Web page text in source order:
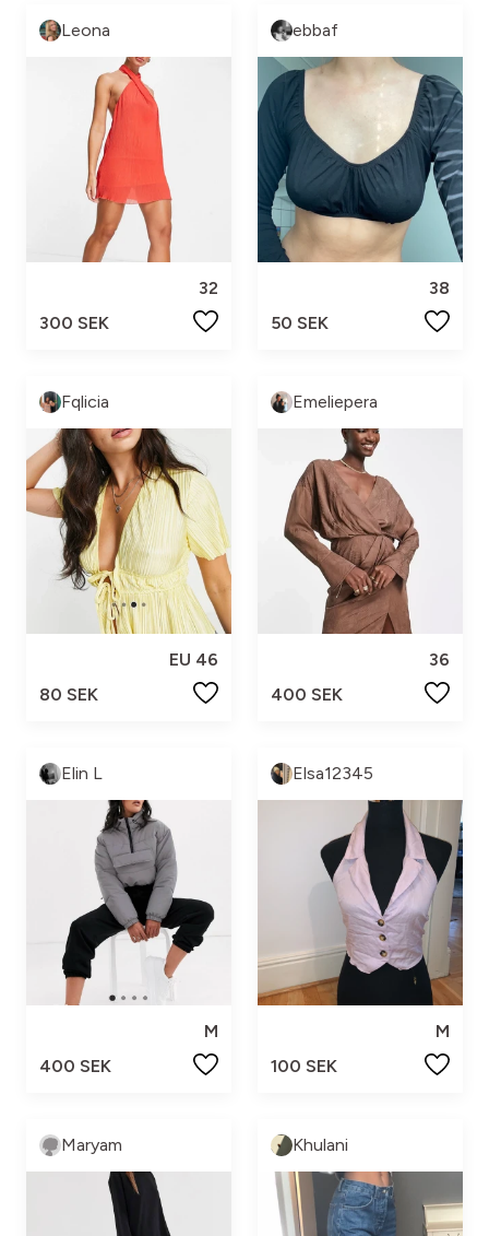
Leona
32
300 SEK
ebbaf
38
50 SEK
Fqlicia
EU 46
80 SEK
Emeliepera
36
400 SEK
Elin L
M
400 SEK
Elsa12345
M
100 SEK
Maryam Khulani